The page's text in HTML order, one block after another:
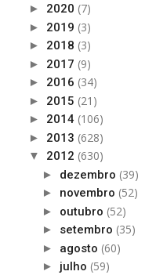
► 2020 (7)
► 2019 (3)
► 2018 (3)
► 2017 (9)
► 2016 (34)
► 2015 (21)
► 2014 (106)
► 2013 (628)
▼ 2012 (630)
► dezembro (39)
► novembro (52)
► outubro (52)
► setembro (35)
► agosto (60)
► julho (59)